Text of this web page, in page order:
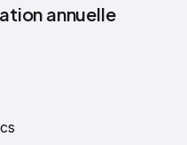
annuelle